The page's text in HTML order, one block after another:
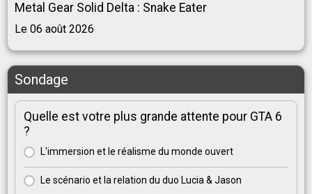
Metal Gear Solid Delta : Snake Eater
Le 06 août 2026
Sondage
Quelle est votre plus grande attente pour GTA 6
?
L'immersion et le réalisme du monde ouvert
Le scénario et la relation du duo Lucia & Jason